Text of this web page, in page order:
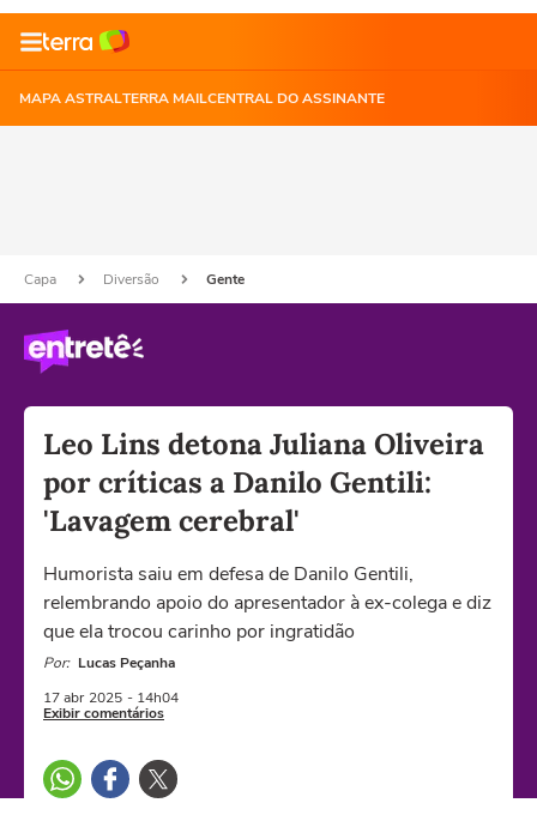
MAPA ASTRALTERRA MAILCENTRAL DO ASSINANTE
Capa Diversão Gente
Leo Lins detona Juliana Oliveira
por críticas a Danilo Gentili:
'Lavagem cerebral'
Humorista saiu em defesa de Danilo Gentili,
relembrando apoio do apresentador à ex-colega e diz
que ela trocou carinho por ingratidão
Por: Lucas Peçanha
17 abr 2025 - 14h04
Exibir comentários